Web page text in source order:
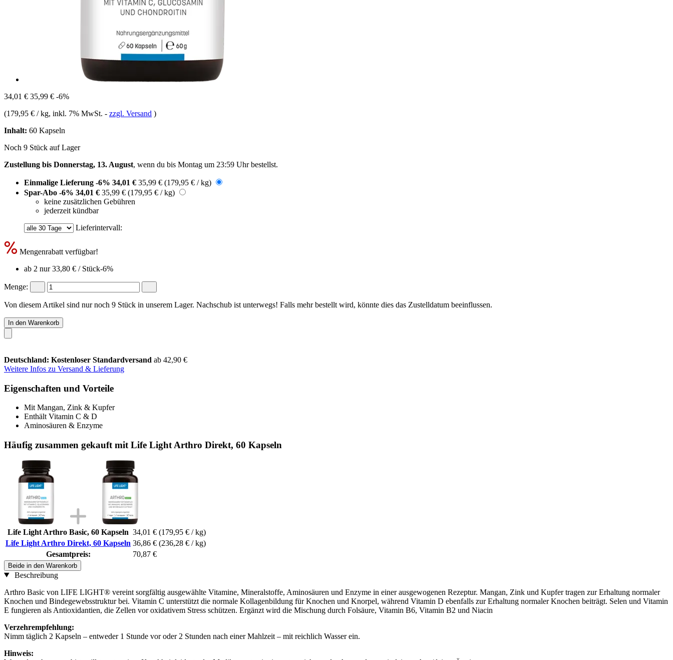
34,01 € 35,99 € -6%
(179,95 € / kg, inkl. 7% MwSt. - zzgl. Versand )
Inhalt: 60 Kapseln
Noch 9 Stück auf Lager
Zustellung bis Donnerstag, 13. August, wenn du bis Montag um 23:59 Uhrbestellst.
Einmalige Lieferung -6% 34,01 € 35,99 € (179,95 € / kg)
Spar-Abo -6% 34,01 € 35,99 € (179,95 € / kg)
keine zusätzlichen Gebühren
jederzeit kündbar
Lieferintervall:
Mengenrabatt verfügbar!
ab 2 nur33,80 € / Stück-6%
Menge:
Von diesem Artikel sind nur noch 9 Stück in unserem Lager. Nachschub ist unterwegs! Falls mehr bestellt wird, könnte dies das Zustelldatum beeinflussen.
In den Warenkorb
Deutschland: Kostenloser Standardversand ab 42,90 €
Weitere Infos zu Versand & Lieferung
Eigenschaften und Vorteile
Mit Mangan, Zink & Kupfer
Enthält Vitamin C & D
Aminosäuren & Enzyme
Häufig zusammen gekauft mit Life Light Arthro Direkt, 60 Kapseln
Life Light Arthro Basic, 60 Kapseln 34,01 € (179,95 € / kg)
Life Light Arthro Direkt, 60 Kapseln 36,86 € (236,28 € / kg)
Gesamtpreis:
70,87 €
Beide in den Warenkorb
Beschreibung
Arthro Basic von LIFE LIGHT® vereint sorgfältig ausgewählte Vitamine, Mineralstoffe, Aminosäuren und Enzyme in einer ausgewogenen Rezeptur. Mangan, Zink und Kupfer tragen zur Erhaltung normaler
Knochen und Bindegewebsstruktur bei. Vitamin C unterstützt die normale Kollagenbildung für Knochen und Knorpel, während Vitamin D ebenfalls zur Erhaltung normaler Knochen beiträgt. Selen und Vitamin
E fungieren als Antioxidantien, die Zellen vor oxidativem Stress schützen. Ergänzt wird die Mischung durch Folsäure, Vitamin B6, Vitamin B2 und Niacin
Verzehrempfehlung:
Nimm täglich 2 Kapseln – entweder 1 Stunde vor oder 2 Stunden nach einer Mahlzeit – mit reichlich Wasser ein.
Hinweis: